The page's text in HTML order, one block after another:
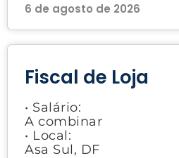
6 de agosto de 2026
Fiscal de Loja
• Salário:
A combinar
• Local:
Asa Sul, DF